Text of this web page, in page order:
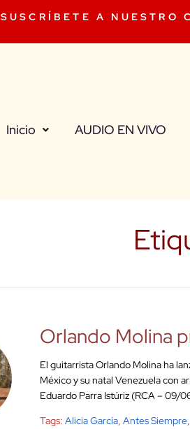
SUSCRÍBETE A NUESTRO
Inicio AUDIO EN VIVO
Orlando Molina
El guitarrista Orlando Molina ha
México y su natal Venezuela con
Eduardo Parra Istúriz (RCA – 09/
Tags: Alicia García, Antes Siempre,